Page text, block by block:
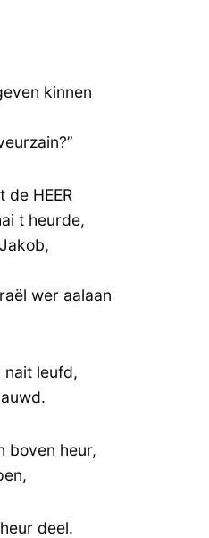
kinnen
de HEER
t heurde,
wer aalaan
nait leufd,
boven heur,
deel.